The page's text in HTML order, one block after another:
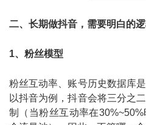
二、长期做抖音，需要明白的
1、粉丝模型
粉丝互动率、账号历史数据库
以抖音为例，抖音会将三分之
制（当粉丝互动率在